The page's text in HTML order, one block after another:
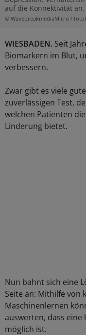
auf die Konnektivität an.
© WavebreakmediaMicro /
WIESBADEN. Seit
Biomarkern im Blut,
verbessern.
Zwar gibt es viele
zuverlässigen Test,
welchen Patienten
Linderung bietet.
Nun bahnt sich eine
Seite an: Mithilfe von
Maschinenlernen
auswerten, dass
möglich ist.